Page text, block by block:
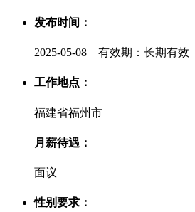
发布时间：
2025-05-08 有效期：长期有效
工作地点：
福建省福州市
月薪待遇：
面议
性别要求：